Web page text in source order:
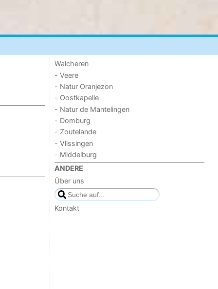
Walcheren
- Veere
- Natur Oranjezon
- Oostkapelle
- Natur de Mantelingen
- Domburg
- Zoutelande
- Vlissingen
- Middelburg
ANDERE
Über uns
Kontakt